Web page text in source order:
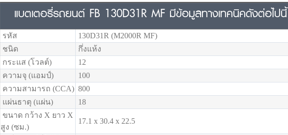
แบตเตอรี่รถยนต์ FB 130D31R MF มีข้อมูลทางเทคนิคดังต่อไปนี้
รหัส
130D31R (M2000R MF)
ชนิด
กึ่งแห้ง
กระแส (โวลต์)
12
ความจุ (แอมป์)
100
ความสามารถ (CCA) 800
แผ่นธาตุ (แผ่น)
18
ขนาด กว้าง X ยาว X
สูง (ซม.)
17.1 x 30.4 x 22.5